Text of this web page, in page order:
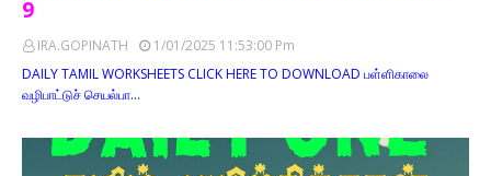
9
IRA.GOPINATH
1/01/2025 11:53:00 Pm
DAILY TAMIL WORKSHEETS CLICK HERE TO DOWNLOAD பள்ளிகாலை
வழிபாட்டுச் செயல்பா…